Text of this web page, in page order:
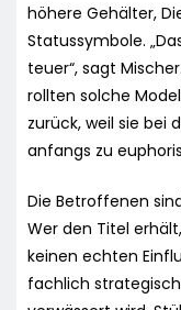
höhere Gehälter,
Statussymbole.
teuer“, sagt
rollten solche
zurück, weil sie bei
anfangs zu
Die Betroffenen
Wer den Titel
keinen echten
fachlich strategisch